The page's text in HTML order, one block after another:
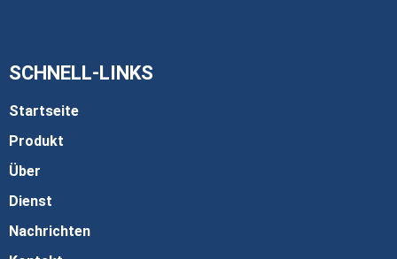
SCHNELL-LINKS
Startseite
Produkt
Über
Dienst
Nachrichten